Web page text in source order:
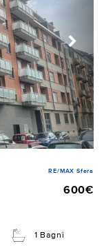
RE/MAX Sfera
600€
1 Bagni